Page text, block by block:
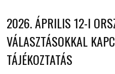
2026. ÁPRILIS 12-I
VÁLASZTÁSOKKAL
TÁJÉKOZTATÁS